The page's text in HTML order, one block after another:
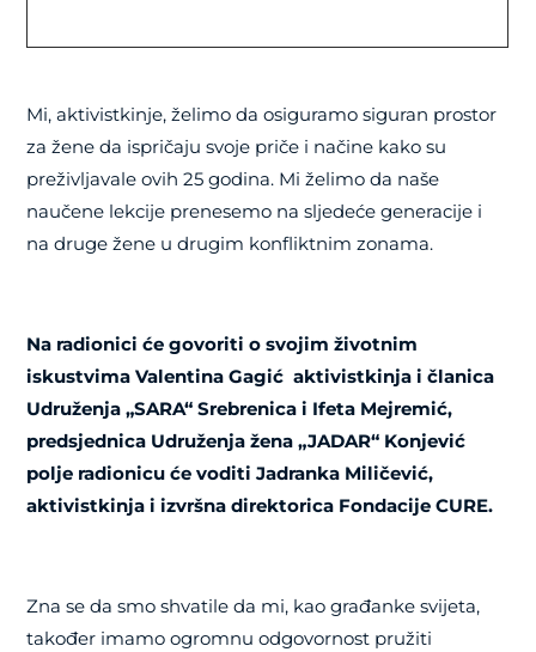
Mi, aktivistkinje, želimo da osiguramo siguran prostor
za žene da ispričaju svoje priče i načine kako su
preživljavale ovih 25 godina. Mi želimo da naše
naučene lekcije prenesemo na sljedeće generacije i
na druge žene u drugim konfliktnim zonama.
Na radionici će govoriti o svojim životnim
iskustvima Valentina Gagić aktivistkinja i članica
Udruženja „SARA“ Srebrenica i Ifeta Mejremić,
predsjednica Udruženja žena „JADAR“ Konjević
polje radionicu će voditi Jadranka Miličević,
aktivistkinja i izvršna direktorica Fondacije CURE.
Zna se da smo shvatile da mi, kao građanke svijeta,
također imamo ogromnu odgovornost pružiti